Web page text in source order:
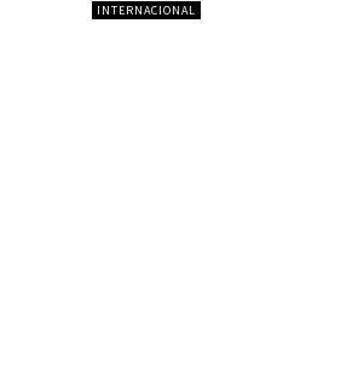
INTERNACIONAL